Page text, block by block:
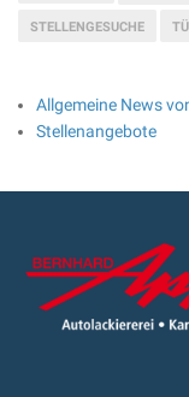
STELLENGESUCHE
Allgemeine News
Stellenangebote